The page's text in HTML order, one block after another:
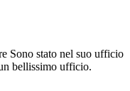
Sono stato nel suo ufficio
bellissimo ufficio.